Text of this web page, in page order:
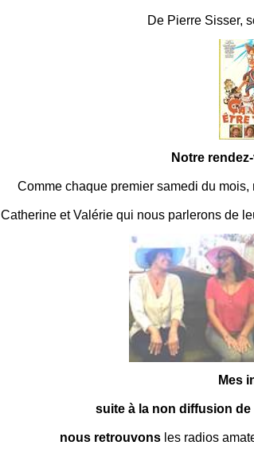
De Pierre Sisser,
Notre
Comme chaque premier samedi du
Catherine et Valérie qui nous parlerons de
Mes
suite à la non diffusion de
nous retrouvons les radios